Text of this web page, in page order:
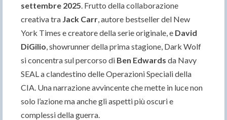
settembre 2025. Frutto della collaborazione
creativa tra Jack Carr, autore bestseller del New
York Times e creatore della serie originale, e David
DiGilio, showrunner della prima stagione, Dark Wolf
si concentra sul percorso di Ben Edwards da Navy
SEAL a clandestino delle Operazioni Speciali della
CIA. Una narrazione avvincente che mette in luce non
solo l’azione ma anche gli aspetti più oscuri e
complessi della guerra.